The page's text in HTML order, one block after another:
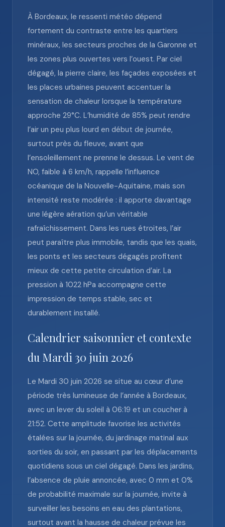
À Bordeaux, le ressenti météo dépend
fortement du contraste entre les quartiers
minéraux, les secteurs proches de la Garonne et
les zones plus ouvertes vers l’ouest. Par ciel
dégagé, la pierre claire, les façades exposées et
les places urbaines peuvent accentuer la
sensation de chaleur lorsque la température
approche 29°C. L’humidité de 85% peut rendre
l’air un peu plus lourd en début de journée,
surtout près du fleuve, avant que
l’ensoleillement ne prenne le dessus. Le vent de
NO, faible à 6 km/h, rappelle l’influence
océanique de la Nouvelle-Aquitaine, mais son
intensité reste modérée : il apporte davantage
une légère aération qu’un véritable
rafraîchissement. Dans les rues étroites, l’air
peut paraître plus immobile, tandis que les quais,
les ponts et les secteurs dégagés profitent
mieux de cette petite circulation d’air. La
pression à 1022 hPa accompagne cette
impression de temps stable, sec et
durablement installé.
Calendrier saisonnier et contexte
du Mardi 30 juin 2026
Le Mardi 30 juin 2026 se situe au cœur d’une
période très lumineuse de l’année à Bordeaux,
avec un lever du soleil à 06:19 et un coucher à
21:52. Cette amplitude favorise les activités
étalées sur la journée, du jardinage matinal aux
sorties du soir, en passant par les déplacements
quotidiens sous un ciel dégagé. Dans les jardins,
l’absence de pluie annoncée, avec 0 mm et 0%
de probabilité maximale sur la journée, invite à
surveiller les besoins en eau des plantations,
surtout avant la hausse de chaleur prévue les